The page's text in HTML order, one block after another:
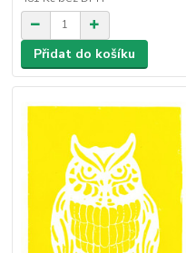
Přidat do košíku